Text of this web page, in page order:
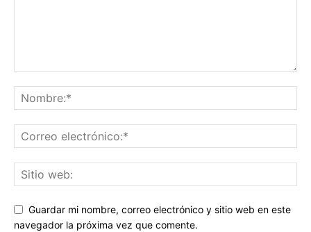
Guardar mi nombre, correo electrónico y sitio web en este
navegador la próxima vez que comente.